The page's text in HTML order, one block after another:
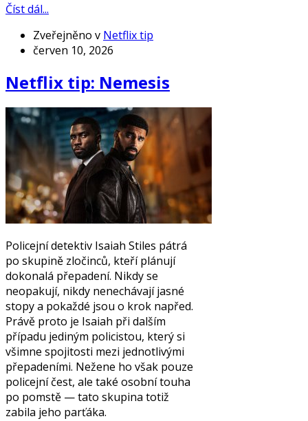
Číst dál...
Zveřejněno v Netflix tip
červen 10, 2026
Netflix tip: Nemesis
Policejní detektiv Isaiah Stiles pátrá
po skupině zločinců, kteří plánují
dokonalá přepadení. Nikdy se
neopakují, nikdy nenechávají jasné
stopy a pokaždé jsou o krok napřed.
Právě proto je Isaiah při dalším
případu jediným policistou, který si
všimne spojitosti mezi jednotlivými
přepadeními. Nežene ho však pouze
policejní čest, ale také osobní touha
po pomstě — tato skupina totiž
zabila jeho parťáka.